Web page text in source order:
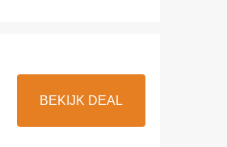
BEKIJK DEAL